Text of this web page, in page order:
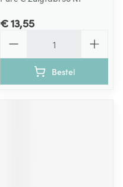
€ 13,55
Bestel